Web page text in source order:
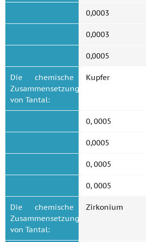
0,0003
0,0003
0,0005
Die chemische
Zusammensetzung
von Tantal:
Kupfer
0, 0005
0,0005
0, 0005
0, 0005
Die chemische
Zusammensetzung
von Tantal:
Zirkonium